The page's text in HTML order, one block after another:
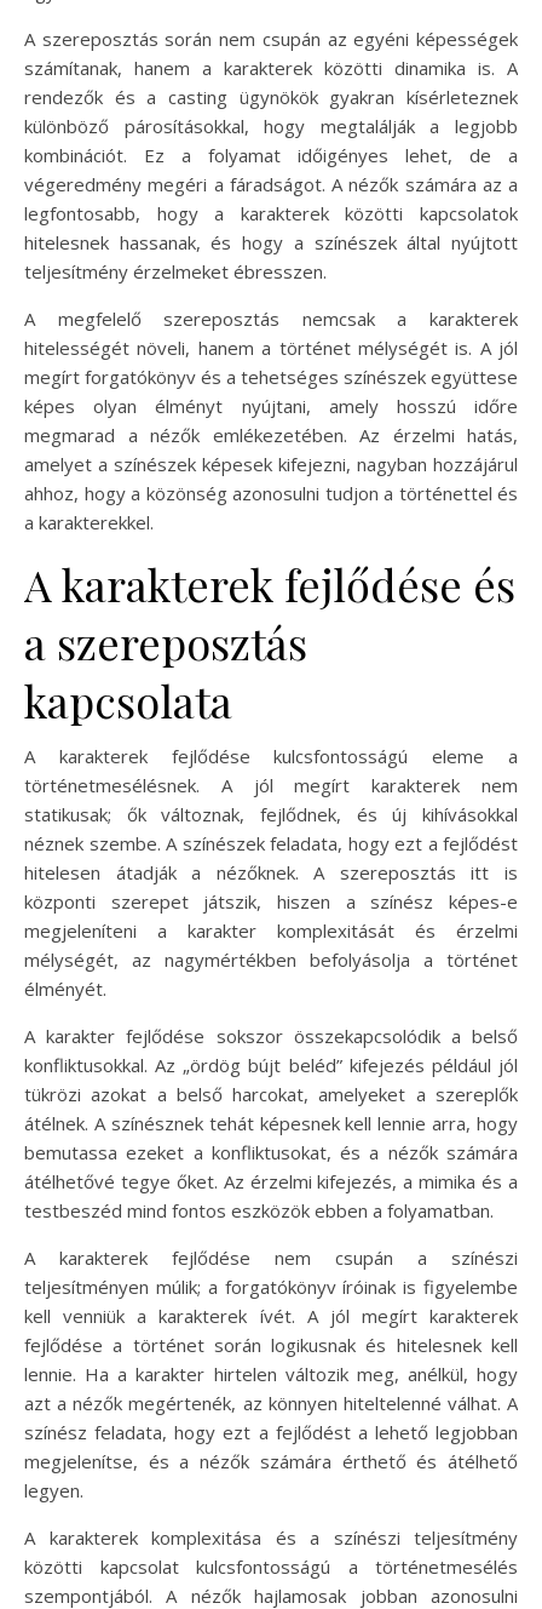
A szereposztás során nem csupán az egyéni képességek
számítanak, hanem a karakterek közötti dinamika is. A
rendezők és a casting ügynökök gyakran kísérleteznek
különböző párosításokkal, hogy megtalálják a legjobb
kombinációt. Ez a folyamat időigényes lehet, de a
végeredmény megéri a fáradságot. A nézők számára az a
legfontosabb, hogy a karakterek közötti kapcsolatok
hitelesnek hassanak, és hogy a színészek által nyújtott
teljesítmény érzelmeket ébresszen.
A megfelelő szereposztás nemcsak a karakterek
hitelességét növeli, hanem a történet mélységét is. A jól
megírt forgatókönyv és a tehetséges színészek együttese
képes olyan élményt nyújtani, amely hosszú időre
megmarad a nézők emlékezetében. Az érzelmi hatás,
amelyet a színészek képesek kifejezni, nagyban hozzájárul
ahhoz, hogy a közönség azonosulni tudjon a történettel és
a karakterekkel.
A karakterek fejlődése és
a szereposztás
kapcsolata
A karakterek fejlődése kulcsfontosságú eleme a
történetmesélésnek. A jól megírt karakterek nem
statikusak; ők változnak, fejlődnek, és új kihívásokkal
néznek szembe. A színészek feladata, hogy ezt a fejlődést
hitelesen átadják a nézőknek. A szereposztás itt is
központi szerepet játszik, hiszen a színész képes-e
megjeleníteni a karakter komplexitását és érzelmi
mélységét, az nagymértékben befolyásolja a történet
élményét.
A karakter fejlődése sokszor összekapcsolódik a belső
konfliktusokkal. Az „ördög bújt beléd” kifejezés például jól
tükrözi azokat a belső harcokat, amelyeket a szereplők
átélnek. A színésznek tehát képesnek kell lennie arra, hogy
bemutassa ezeket a konfliktusokat, és a nézők számára
átélhetővé tegye őket. Az érzelmi kifejezés, a mimika és a
testbeszéd mind fontos eszközök ebben a folyamatban.
A karakterek fejlődése nem csupán a színészi
teljesítményen múlik; a forgatókönyv íróinak is figyelembe
kell venniük a karakterek ívét. A jól megírt karakterek
fejlődése a történet során logikusnak és hitelesnek kell
lennie. Ha a karakter hirtelen változik meg, anélkül, hogy
azt a nézők megértenék, az könnyen hiteltelenné válhat. A
színész feladata, hogy ezt a fejlődést a lehető legjobban
megjelenítse, és a nézők számára érthető és átélhető
legyen.
A karakterek komplexitása és a színészi teljesítmény
közötti kapcsolat kulcsfontosságú a történetmesélés
szempontjából. A nézők hajlamosak jobban azonosulni